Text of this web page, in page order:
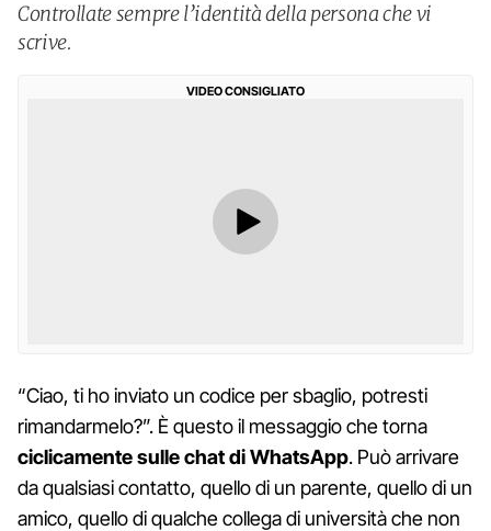
Controllate sempre l’identità della persona che vi
scrive.
VIDEO CONSIGLIATO
“Ciao, ti ho inviato un codice per sbaglio, potresti
rimandarmelo?”. È questo il messaggio che torna
ciclicamente sulle chat di WhatsApp. Può arrivare
da qualsiasi contatto, quello di un parente, quello di un
amico, quello di qualche collega di università che non